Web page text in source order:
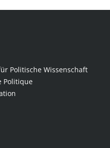
Politische Wissenschaft
Politique